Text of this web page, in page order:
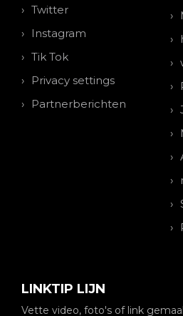
Twitter
Instagram
Tik Tok
Privacy settings
Partnerberichten
LINKTIP LIJN
Vette video, foto's of link